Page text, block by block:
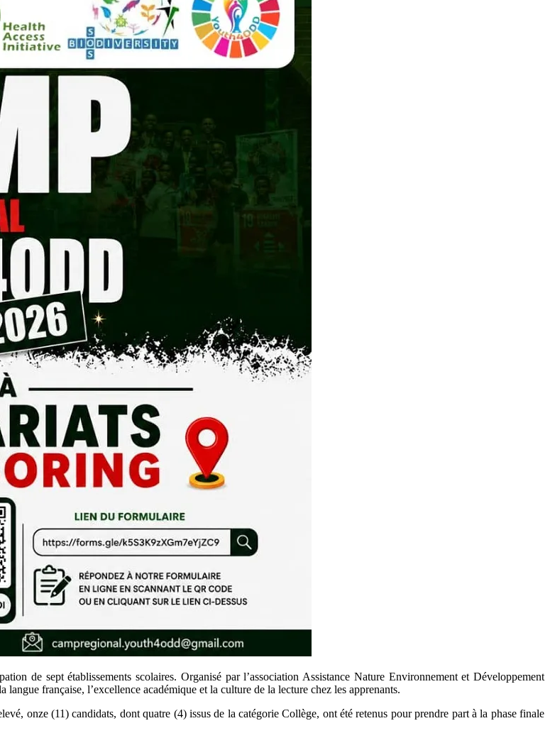
de sept établissements scolaires. Organisé par l’association Assistance Nature Environnement et Développement
française, l’excellence académique et la culture de la lecture chez les apprenants.
onze (11) candidats, dont quatre (4) issus de la catégorie Collège, ont été retenus pour prendre part à la phase finale